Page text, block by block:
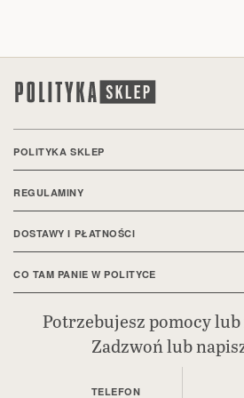
Potrzebujesz pomocy lub
Zadzwoń lub
TELEFON
POLITYKA SKLEP
REGULAMINY
Regulamin
Polityka
Deklaracja
Bezpieczeństwo
DOSTAWY I PŁATNOŚCI
Wysyłki i
Sposoby
Reklamacje i
CO TAM PANIE W POLITYCE
Bieżące
Polityka.pl
Prenumerata